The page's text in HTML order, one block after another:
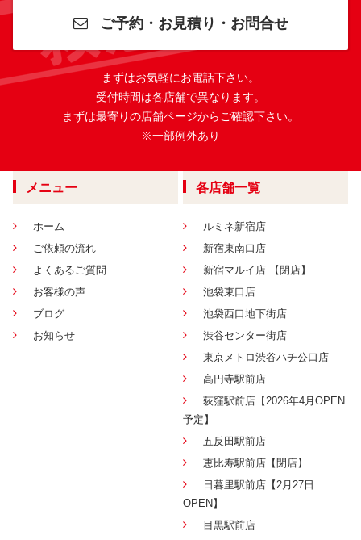
ご予約・お見積り・お問合せ
まずはお気軽にお電話下さい。
受付時間は各店舗で異なります。
まずは最寄りの店舗ページからご確認下さい。
※一部例外あり
メニュー
ホーム
ご依頼の流れ
よくあるご質問
お客様の声
ブログ
お知らせ
各店舗一覧
ルミネ新宿店
新宿東南口店
新宿マルイ店 【閉店】
池袋東口店
池袋西口地下街店
渋谷センター街店
東京メトロ渋谷ハチ公口店
高円寺駅前店
荻窪駅前店【2026年4月OPEN
予定】
五反田駅前店
恵比寿駅前店【閉店】
日暮里駅前店【2月27日
OPEN】
目黒駅前店